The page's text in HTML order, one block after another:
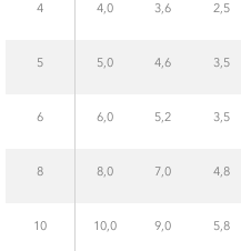
4 4,0 3,6 2,5
5 5,0 4,6 3,5
6 6,0 5,2 3,5
8 8,0 7,0 4,8
10 10,0 9,0 5,8